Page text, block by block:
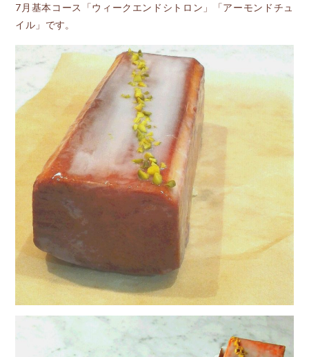
7月基本コース「ウィークエンドシトロン」「アーモンドチュ
イル」です。